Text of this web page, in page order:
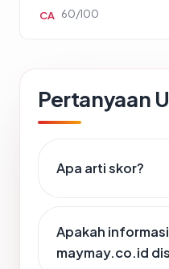
CA 60/100
Pertanyaan
Apa arti skor?
Apakah
maymay.co.id